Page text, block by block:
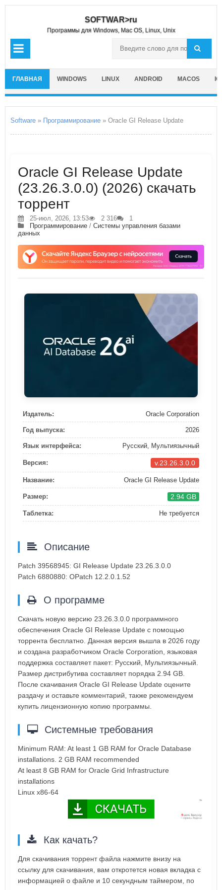
SOFTWAR>ru
Программы для Windows, Mac OS, Linux, Unix
ГЛАВНАЯ WINDOWS LINUX ANDROID MACOS
Software » Программирование » Oracle GI Release Update
Oracle GI Release Update
(23.26.3.0.0) (2026) скачать
торрент
25-июл, 2026, 13:53 2 316
1
Программирование / Системы управления базами
данных
Издатель: Oracle Corporation
Год выпуска: 2026
Язык интерфейса: Русский, Мультиязычный
Версия: v.23.26.3.0.0
Название: Oracle GI Release Update
Размер: 2.94 GB
Таблетка: Не требуется
Описание
Patch 39568945: GI Release Update 23.26.3.0.0
Patch 6880880: OPatch 12.2.0.1.52
О программе
Скачать новую версию 23.26.3.0.0 программного
обеспечения Oracle GI Release Update с помощью
торрента бесплатно. Данная версия вышла в 2026 году
и создана разработчиком Oracle Corporation, языковая
поддержка составляет пакет: Русский, Мультиязычный.
Размер дистрибутива составляет порядка 2.94 GB.
После скачивания Oracle GI Release Update оцените
раздачу и оставьте комментарий, также рекомендуем
купить лицензионную копию программы.
Системные требования
Minimum RAM: At least 1 GB RAM for Oracle Database
installations. 2 GB RAM recommended
At least 8 GB RAM for Oracle Grid Infrastructure
installations
Linux x86-64
Как качать?
Для скачивания торрент файла нажмите внизу на
ссылку для скачивания, вам откротется новая вкладка с
информацией о файле и 10 секундным таймером, по